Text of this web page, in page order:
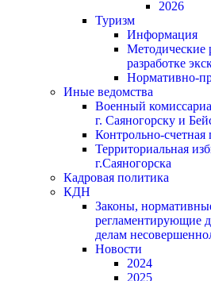
2026
Туризм
Информация
Методические
разработке
Нормативно-
Иные ведомства
Военный
г. Саяногорску и
Контрольно-
Территориальная
г.Саяногорска
Кадровая политика
КДН
Законы,
регламентирующие
делам
Новости
2024
2025